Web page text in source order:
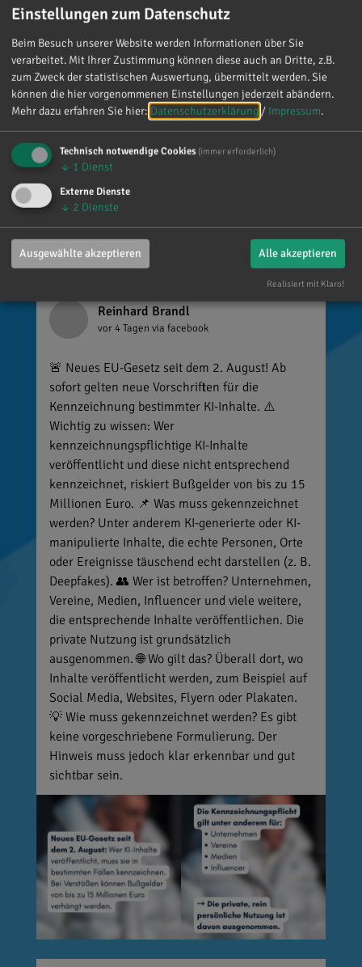
Glückwünsche, Nachrichten, Anrufe und die
vielen lieben Worte. Ich habe mich wirklich
über jede einzelne Aufmerksamkeit gefreut. Es
ist alles andere als selbstverständlich, dass sich
so viele Menschen die Zeit nehmen, an einen zu
denken. Umso mehr weiß ich das zu schätzen.
Reinhard Brandl
vor 4 Tagen via facebook
🚨 Neues EU-Gesetz seit dem 2. August! Ab
sofort gelten neue Vorschriften für die
Kennzeichnung bestimmter KI-Inhalte. ⚠️
Wichtig zu wissen: Wer
kennzeichnungspflichtige KI-Inhalte
veröffentlicht und diese nicht entsprechend
kennzeichnet, riskiert Bußgelder von bis zu 15
Millionen Euro. 📌 Was muss gekennzeichnet
werden? Unter anderem KI-generierte oder KI-
manipulierte Inhalte, die echte Personen, Orte
oder Ereignisse täuschend echt darstellen (z. B.
Deepfakes). 👥 Wer ist betroffen? Unternehmen,
Vereine, Medien, Influencer und viele weitere,
die entsprechende Inhalte veröffentlichen. Die
private Nutzung ist grundsätzlich
ausgenommen. 🌐 Wo gilt das? Überall dort, wo
Inhalte veröffentlicht werden, zum Beispiel auf
Social Media, Websites, Flyern oder Plakaten.
💡 Wie muss gekennzeichnet werden? Es gibt
keine vorgeschriebene Formulierung. Der
Hinweis muss jedoch klar erkennbar und gut
sichtbar sein.
Einstellungen zum Datenschutz
Beim Besuch unserer Website werden Informationen über Sie
verarbeitet. Mit Ihrer Zustimmung können diese auch an Dritte, z.B.
zum Zweck der statistischen Auswertung, übermittelt werden. Sie
können die hier vorgenommenen Einstellungen jederzeit abändern.
Mehr dazu erfahren Sie hier: Datenschutzerklärung / Impressum.
Technisch notwendige Cookies (immer erforderlich)
↓ 1 Dienst
Externe Dienste
↓ 2 Dienste
Ausgewählte akzeptieren Alle akzeptieren
Realisiert mit Klaro!